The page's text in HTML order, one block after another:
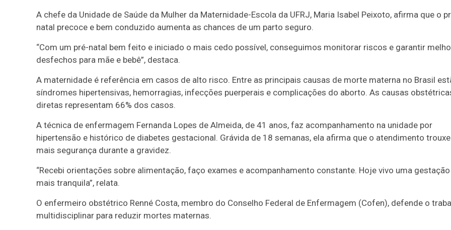
A chefe da Unidade de Saúde da Mulher da Maternidade-Escola da UFRJ, Maria Isabel Peixoto, afirma que o
natal precoce e bem conduzido aumenta as chances de um parto seguro.
“Com um pré-natal bem feito e iniciado o mais cedo possível, conseguimos monitorar riscos e garantir
desfechos para mãe e bebê”, destaca.
A maternidade é referência em casos de alto risco. Entre as principais causas de morte materna no Brasil
síndromes hipertensivas, hemorragias, infecções puerperais e complicações do aborto. As causas
diretas representam 66% dos casos.
A técnica de enfermagem Fernanda Lopes de Almeida, de 41 anos, faz acompanhamento na unidade por
hipertensão e histórico de diabetes gestacional. Grávida de 18 semanas, ela afirma que o atendimento trouxe
mais segurança durante a gravidez.
“Recebi orientações sobre alimentação, faço exames e acompanhamento constante. Hoje vivo uma gestação
mais tranquila”, relata.
O enfermeiro obstétrico Renné Costa, membro do Conselho Federal de Enfermagem (Cofen), defende o
multidisciplinar para reduzir mortes maternas.